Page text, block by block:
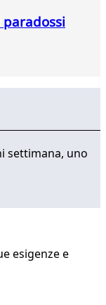
settimana, uno
esigenze e